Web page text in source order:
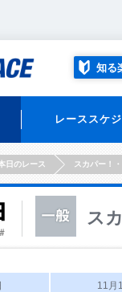
知る
レーススケ
日のレース スカパー！
ス
11月